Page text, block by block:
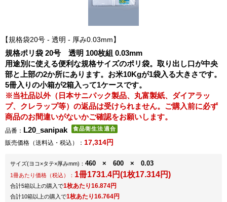
規格袋20号 - 透明 - 厚み0.03mm
規格ポリ袋 20号 透明 100枚組 0.03mm
用途別に使える便利な規格サイズのポリ袋。取り出し口が中央
部と上部の2か所にあります。お米10Kgが1袋入る大きさです。
5冊入りの小箱が2箱入って1ケースです。
※当社品以外（日本サニパック製品、丸富製紙、ダイアラッ
プ、クレラップ等）の返品は受けられません。ご購入前に必ず
商品のお間違いがないかご確認をお願いします。
品番： L20_sanipak
販売価格（送料込・税込）： 17,314円
サイズ(ヨコ×タテ×厚みmm) ： 460 × 600 × 0.03
1冊あたり価格（税込）： 1冊1731.4円(1枚17.314円)
合計5箱以上の購入で1枚あたり16.874円
合計10箱以上の購入で1枚あたり16.764円